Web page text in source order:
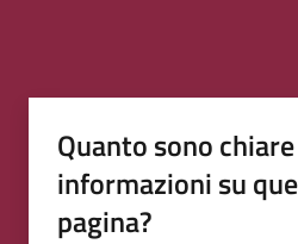
Quanto sono
informazioni su
pagina?